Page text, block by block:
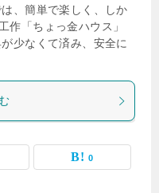
、簡単で楽しく、しか
作「ちょっ金ハウス」
少なくて済み、安全に
0